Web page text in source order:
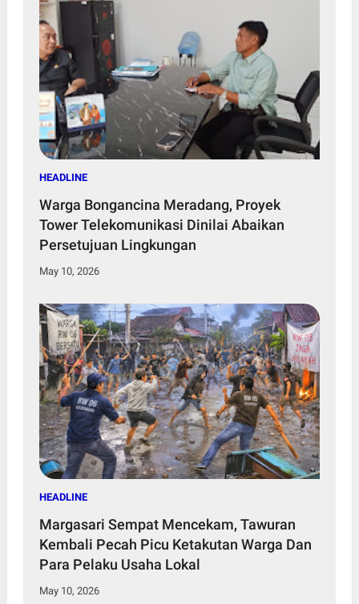
HEADLINE
Warga Bongancina Meradang, Proyek
Tower Telekomunikasi Dinilai Abaikan
Persetujuan Lingkungan
May 10, 2026
HEADLINE
Margasari Sempat Mencekam, Tawuran
Kembali Pecah Picu Ketakutan Warga Dan
Para Pelaku Usaha Lokal
May 10, 2026